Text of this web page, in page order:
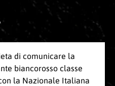
di comunicare la
biancorosso classe
la Nazionale Italiana